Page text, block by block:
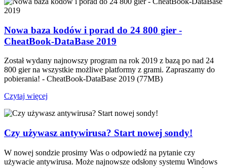
Nowa baza kodów i porad do 24 800 gier -
CheatBook-DataBase 2019
Został wydany najnowszy program na rok 2019 z bazą po nad 24
800 gier na wszystkie możliwe platformy z grami. Zapraszamy do
pobierania! - CheatBook-DataBase 2019 (77MB)
Czytaj więcej
Czy używasz antywirusa? Start nowej sondy!
W nowej sondzie prosimy Was o odpowiedź na pytanie czy
używacie antywirusa. Może najnowsze odsłony systemu Windows